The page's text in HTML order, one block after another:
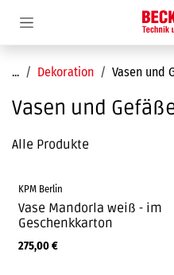
... Dekoration Vasen und
Vasen und
Alle Produkte
KPM Berlin
Vase Mandorla weiß - im
Geschenkkarton
275,00€